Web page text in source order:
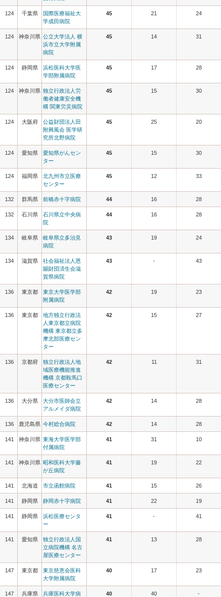
124 千葉県
国際医療福祉大
学成田病院
45 21 24
124 神奈川県 公立大学法人 横
浜市立大学附属
病院
45 14 31
124 静岡県
浜松医科大学医
学部附属病院
45 17 28
124 神奈川県 独立行政法人労
働者健康安全機
構 関東労災病院
45 15 30
124 大阪府
公益財団法人田
附興風会 医学研
究所北野病院
45 25 20
124 愛知県
愛知県がんセン
ター
45 15 30
124 福岡県
北九州市立医療
センター
45 12 33
132 群馬県 前橋赤十字病院 44 16 28
132 石川県
石川県立中央病
院
44 16 28
134 岐阜県
岐阜県立多治見
病院
43 19 24
134 滋賀県
社会福祉法人恩
賜財団済生会滋
賀県病院
43 - 43
136 東京都
東京大学医学部
附属病院
42 19 23
136 東京都
地方独立行政法
人東京都立病院
機構 東京都立多
摩北部医療セン
ター
42 15 27
136 京都府
独立行政法人地
域医療機能推進
機構 京都鞍馬口
医療センター
42 11 31
136 大分県
大分市医師会立
アルメイダ病院
42 14 28
136 鹿児島県 今村総合病院 42 14 28
141 神奈川県 東海大学医学部
付属病院
41 31 10
141 神奈川県 昭和医科大学藤
が丘病院
41 19 22
141 北海道 市立函館病院 41 15 26
141 静岡県 静岡赤十字病院 41 22 19
141 静岡県
浜松医療センタ
ー
41 - 41
141 愛知県
独立行政法人国
立病院機構 名古
屋医療センター
41 13 28
147 東京都
東京慈恵会医科
大学附属病院
40 17 23
147 兵庫県
兵庫医科大学病
40 40 -